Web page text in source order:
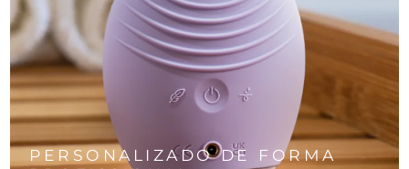
PERSONALIZADO DE FORMA